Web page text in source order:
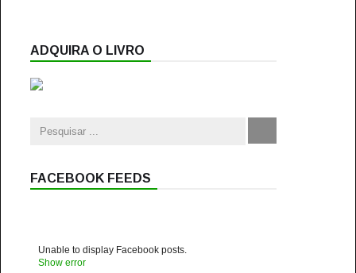
ADQUIRA O LIVRO
FACEBOOK FEEDS
Unable to display Facebook posts.
Show error